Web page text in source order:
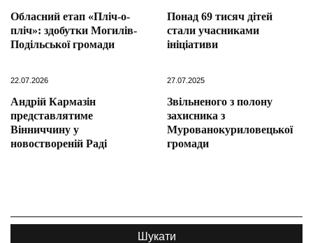
Обласний етап «Пліч-о-
пліч»: здобутки Могилів-
Подільської громади
Понад 69 тисяч дітей
стали учасниками
ініціативи
22.07.2026
Андрій Кармазін
представлятиме
Вінниччину у
новоствореній Раді
27.07.2025
Звільненого з полону
захисника з
Мурованокуриловецької
громади